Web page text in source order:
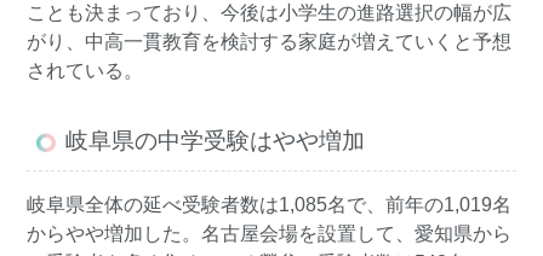
ことも決まっており、今後は小学生の進路選択の幅が広
がり、中高一貫教育を検討する家庭が増えていくと予想
されている。
岐阜県の中学受験はやや増加
岐阜県全体の延べ受験者数は1,085名で、前年の1,019名
からやや増加した。名古屋会場を設置して、愛知県から